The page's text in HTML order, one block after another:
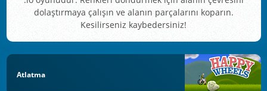
dolaştırmaya çalışın ve alanın parçalarını koparın.
Kesilirseniz kaybedersiniz!
Atlatma